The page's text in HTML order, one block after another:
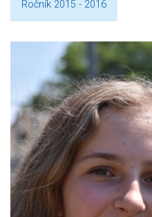
Ročník 2015 - 2016